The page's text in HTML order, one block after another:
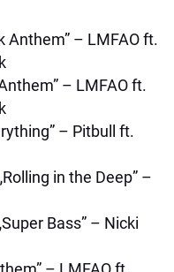
Anthem” – LMFAO ft.
– LMFAO ft.
– Pitbull ft.
in the Deep” –
Bass” – Nicki